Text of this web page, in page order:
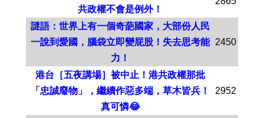
共政權不會是例外！
謎語：世界上有一個奇葩國家，大部份人民
一說到愛國，腦袋立即變屁股！失去思考能
力！
2450
港台［五夜講場］被中止！港共政權那批
「忠誠廢物」，繼續作惡多端，草木皆兵！
真可憐😂
2952